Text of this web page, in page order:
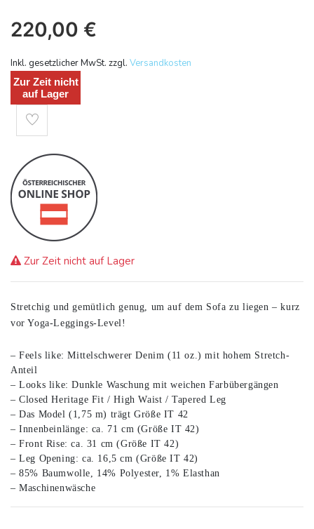
220,00 €
Inkl. gesetzlicher MwSt. zzgl. Versandkosten
Zur Zeit nicht
auf Lager
Zur Zeit nicht auf Lager
Stretchig und gemütlich genug, um auf dem Sofa zu liegen – kurz
vor Yoga-Leggings-Level!
– Feels like: Mittelschwerer Denim (11 oz.) mit hohem Stretch-
Anteil
– Looks like: Dunkle Waschung mit weichen Farbübergängen
– Closed Heritage Fit / High Waist / Tapered Leg
– Das Model (1,75 m) trägt Größe IT 42
– Innenbeinlänge: ca. 71 cm (Größe IT 42)
– Front Rise: ca. 31 cm (Größe IT 42)
– Leg Opening: ca. 16,5 cm (Größe IT 42)
– 85% Baumwolle, 14% Polyester, 1% Elasthan
– Maschinenwäsche